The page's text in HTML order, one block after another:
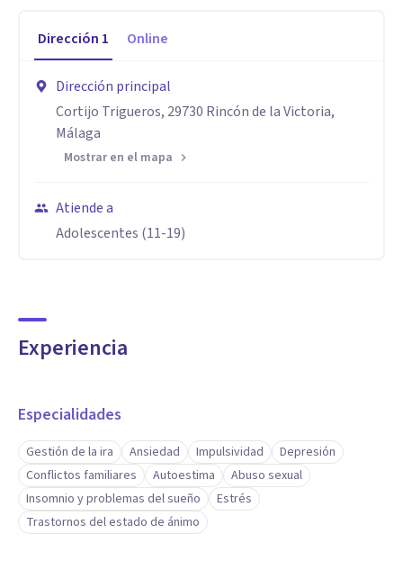
Dirección 1 Online
Dirección principal
Cortijo Trigueros, 29730 Rincón de la Victoria,
Málaga
Mostrar en el mapa
Atiende a
Adolescentes (11-19)
Experiencia
Especialidades
Gestión de la ira Ansiedad Impulsividad
Depresión
Conflictos familiares
Autoestima
Abuso sexual
Insomnio y problemas del sueño
Estrés
Trastornos del estado de ánimo